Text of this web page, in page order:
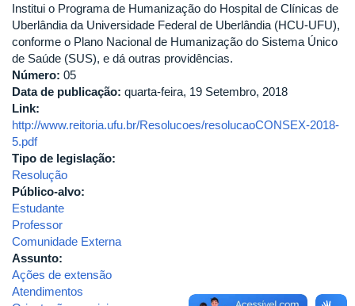
1350
de
14/12/2018)
Diretrizes
para
as
de
da
Educação
Superior
Brasileira
Institui o Programa de Humanização do Hospital de Clínicas de
Uberlândia da Universidade Federal de Uberlândia (HCU-UFU),
conforme o Plano Nacional de Humanização do Sistema Único
de Saúde (SUS), e dá outras providências.
Número: 05
Data de publicação: quarta-feira, 19 Setembro, 2018
Link:
http://www.reitoria.ufu.br/Resolucoes/resolucaoCONSEX-2018-
5.pdf
Tipo de legislação:
Resolução
Público-alvo:
Estudante
Professor
Comunidade Externa
Assunto:
Ações de extensão
Atendimentos